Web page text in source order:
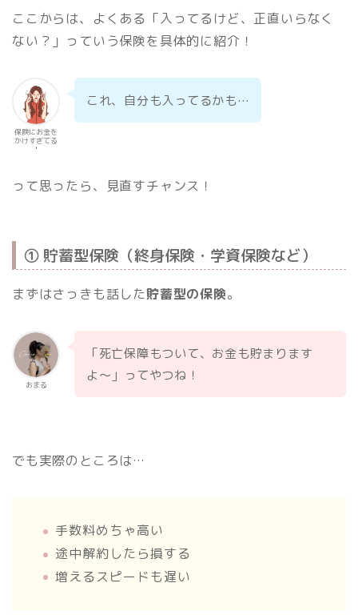
ここからは、よくある「入ってるけど、正直いらなく
ない？」っていう保険を具体的に紹介！
保険にお金を
かけすぎてる
人
これ、自分も入ってるかも…
って思ったら、見直すチャンス！
① 貯蓄型保険（終身保険・学資保険など）
まずはさっきも話した貯蓄型の保険。
おまる
「死亡保障もついて、お金も貯まります
よ〜」ってやつね！
でも実際のところは…
手数料めちゃ高い
途中解約したら損する
増えるスピードも遅い